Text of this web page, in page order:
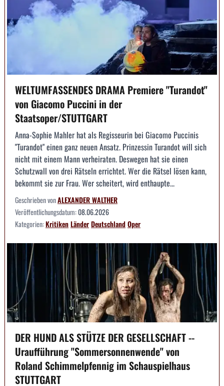
WELTUMFASSENDES DRAMA Premiere "Turandot"
von Giacomo Puccini in der
Staatsoper/STUTTGART
Anna-Sophie Mahler hat als Regisseurin bei Giacomo Puccinis
"Turandot" einen ganz neuen Ansatz. Prinzessin Turandot will sich
nicht mit einem Mann verheiraten. Deswegen hat sie einen
Schutzwall von drei Rätseln errichtet. Wer die Rätsel lösen kann,
bekommt sie zur Frau. Wer scheitert, wird enthaupte...
Geschrieben vonALEXANDER WALTHER
Veröffentlichungsdatum:08.06.2026
Kategorien:KritikenLänderDeutschlandOper
DER HUND ALS STÜTZE DER GESELLSCHAFT --
Uraufführung "Sommersonnenwende" von
Roland Schimmelpfennig im Schauspielhaus
STUTTGART